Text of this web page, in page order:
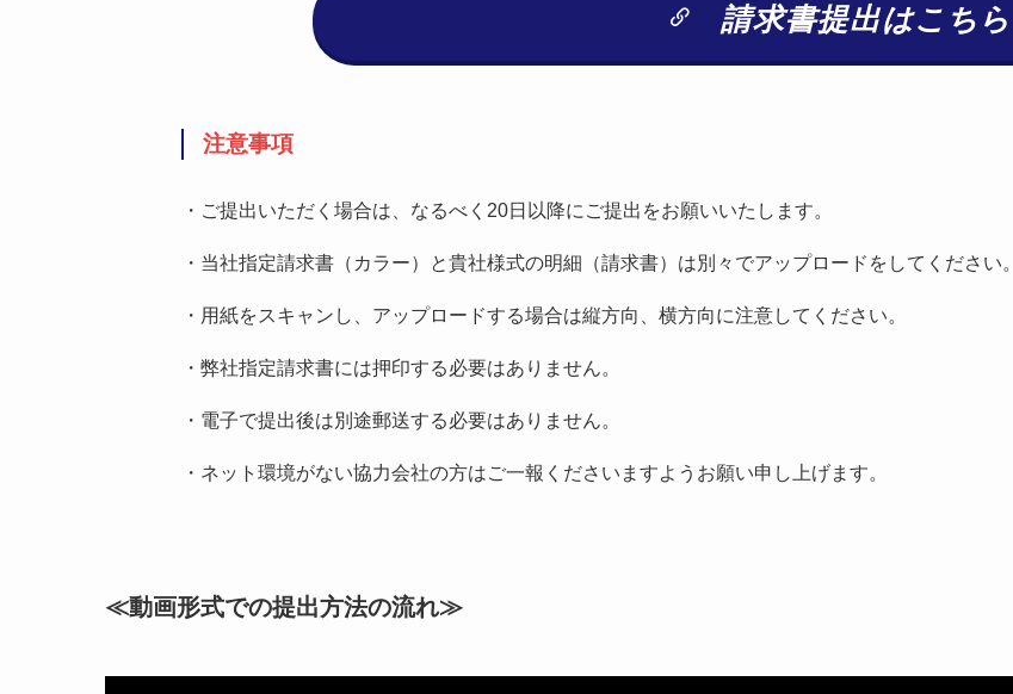
請求書提出はこちら
注意事項
・ご提出いただく場合は、なるべく20日以降にご提出をお願いいたします。
・当社指定請求書（カラー）と貴社様式の明細（請求書）は別々でアップロードをしてください。
・用紙をスキャンし、アップロードする場合は縦方向、横方向に注意してください。
・弊社指定請求書には押印する必要はありません。
・電子で提出後は別途郵送する必要はありません。
・ネット環境がない協力会社の方はご一報くださいますようお願い申し上げます。
≪動画形式での提出方法の流れ≫